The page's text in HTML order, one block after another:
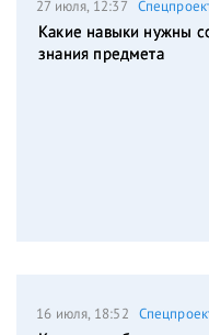
27 июля, 12:37
Какие навыки нужны
знания предмета
16 июля, 18:52